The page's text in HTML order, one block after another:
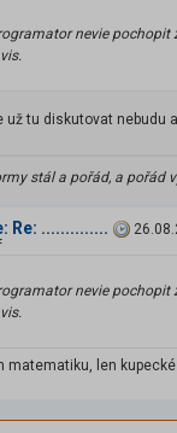
nevie
už tu diskutovat nebudu
stál a pořád, a
Re: ..............
nevie
matematiku, len kupecké